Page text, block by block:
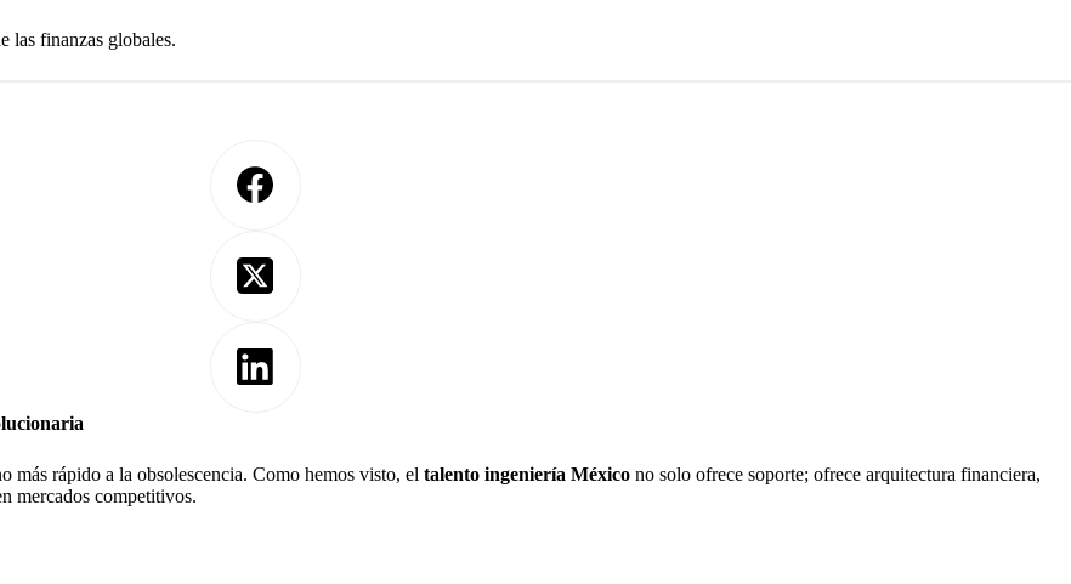
las finanzas globales.
más rápido a la obsolescencia. Como hemos visto, el talento ingeniería México no solo ofrece soporte; ofrece arquitectura financiera,
mercados competitivos.